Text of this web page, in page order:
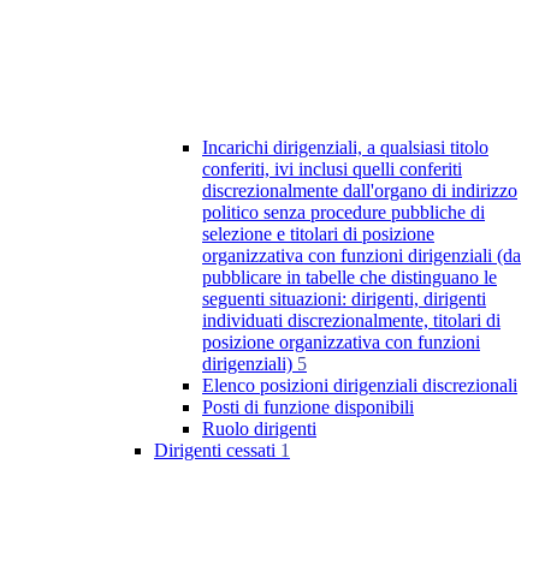
Incarichi dirigenziali, a qualsiasi titolo
conferiti, ivi inclusi quelli conferiti
discrezionalmente dall'organo di indirizzo
politico senza procedure pubbliche di
selezione e titolari di posizione
organizzativa con funzioni dirigenziali (da
pubblicare in tabelle che distinguano le
seguenti situazioni: dirigenti, dirigenti
individuati discrezionalmente, titolari di
posizione organizzativa con funzioni
dirigenziali) 5
Elenco posizioni dirigenziali discrezionali
Posti di funzione disponibili
Ruolo dirigenti
Dirigenti cessati 1